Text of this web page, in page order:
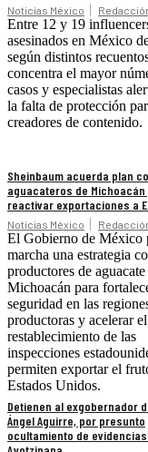
Noticias México
Entre 12 y 19
asesinados en México
según distintos
concentra el mayor
casos y especialistas
la falta de protección
creadores de contenido.
Sheinbaum acuerda plan
aguacateros de Michoacán
reactivar exportaciones a
Noticias México
El Gobierno de México
marcha una estrategia
productores de aguacate
Michoacán para
seguridad en las
productoras y acelerar el
restablecimiento de las
inspecciones
permiten exportar el
Estados Unidos.
Detienen al exgobernador
Ángel Aguirre, por presunto
ocultamiento de